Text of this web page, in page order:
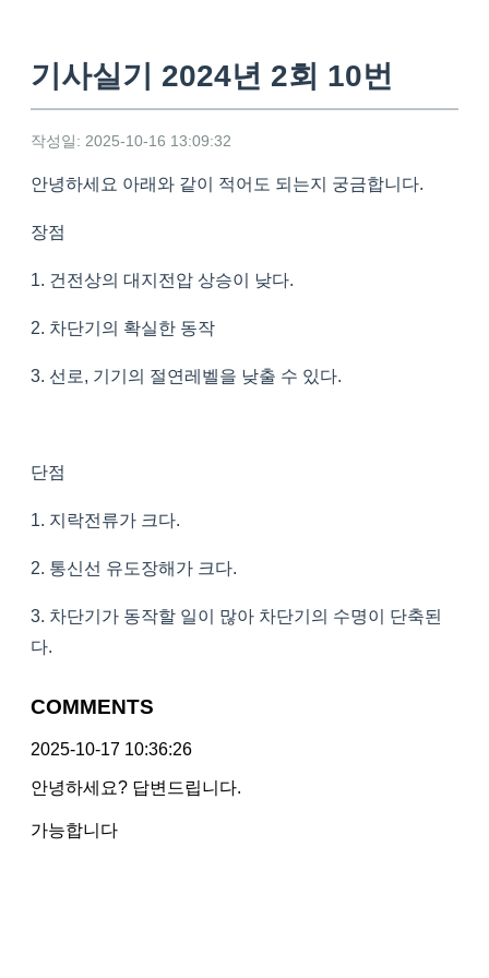
기사실기 2024년 2회 10번
작성일: 2025-10-16 13:09:32
안녕하세요 아래와 같이 적어도 되는지 궁금합니다.
장점
1. 건전상의 대지전압 상승이 낮다.
2. 차단기의 확실한 동작
3. 선로, 기기의 절연레벨을 낮출 수 있다.
단점
1. 지락전류가 크다.
2. 통신선 유도장해가 크다.
3. 차단기가 동작할 일이 많아 차단기의 수명이 단축된
다.
COMMENTS
2025-10-17 10:36:26
안녕하세요? 답변드립니다.
가능합니다